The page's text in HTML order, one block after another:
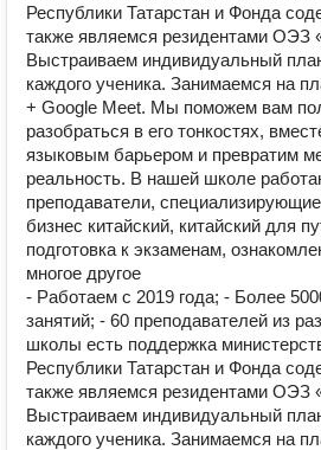
Республики Татарстан и Фонда
также являемся резидентами ОЭЗ
Выстраиваем индивидуальный
каждого ученика. Занимаемся на
+ Google Meet. Мы поможем вам
разобраться в его тонкостях,
языковым барьером и превратим
реальность. В нашей школе
преподаватели,
бизнес китайский, китайский для
подготовка к экзаменам,
многое другое
- Работаем с 2019 года; - Более
занятий; - 60 преподавателей из
школы есть поддержка
Республики Татарстан и Фонда
также являемся резидентами ОЭЗ
Выстраиваем индивидуальный
каждого ученика. Занимаемся на